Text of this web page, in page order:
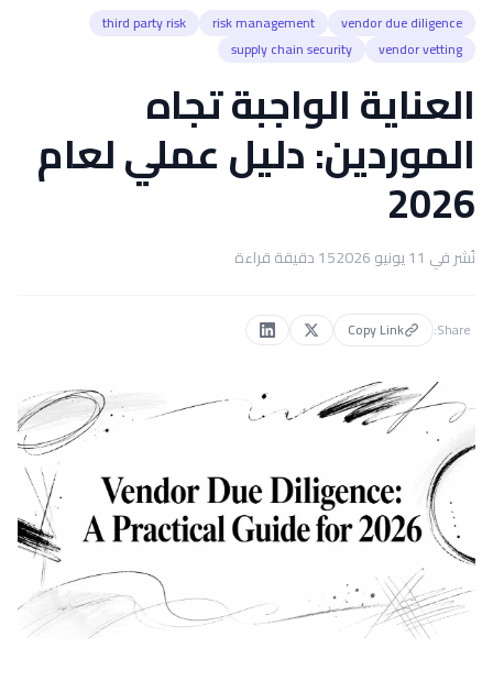
vendor due diligence
risk management
third party risk
vendor vetting
supply chain security
العناية الواجبة تجاه
الموردين: دليل عملي لعام
2026
نُشر في 11 يونيو 2026 15دقيقة قراءة
Share:
Copy Link